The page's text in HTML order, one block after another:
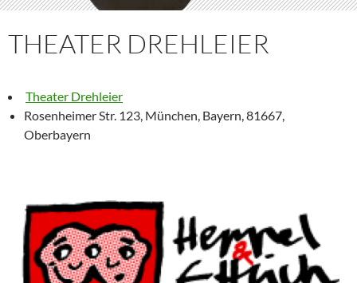
THEATER DREHLEIER
Theater Drehleier
Rosenheimer Str. 123, München, Bayern, 81667,
Oberbayern